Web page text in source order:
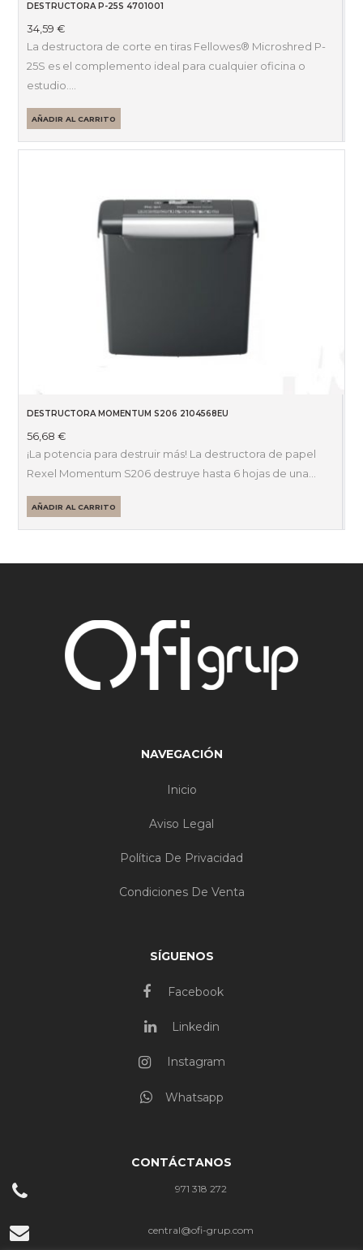
DESTRUCTORA P-25S 4701001
34,59€
La destructora de corte en tiras Fellowes® Microshred P-
25S es el complemento ideal para cualquier oficina o
estudio.…
AÑADIR AL CARRITO
DESTRUCTORA MOMENTUM S206 2104568EU
56,68€
¡La potencia para destruir más! La destructora de papel
Rexel Momentum S206 destruye hasta 6 hojas de una…
AÑADIR AL CARRITO
NAVEGACIÓN
Inicio
Aviso Legal
Política De Privacidad
Condiciones De Venta
SÍGUENOS
Facebook
Linkedin
Instagram
Whatsapp
CONTÁCTANOS
971 318 272
central@ofi-grup.com